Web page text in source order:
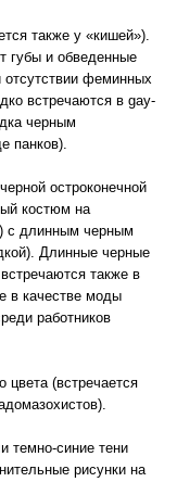
также у «кишей»).
губы и обведенные
феминных
встречаются в gay-
черным
панков).
остроконечной
костюм на
с длинным черным
Длинные черные
также в
в качестве моды
работников
цвета (встречается
темно-синие тени
рисунки на